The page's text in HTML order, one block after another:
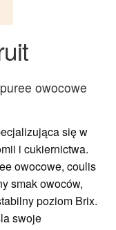
owocowe
się w
i cukiernictwa.
owocowe, coulis
smak owoców,
poziom Brix.
swoje